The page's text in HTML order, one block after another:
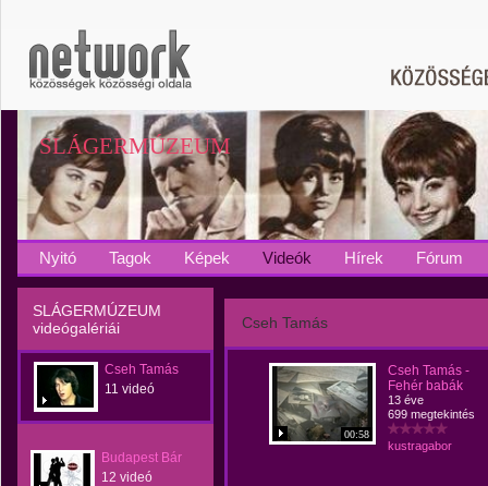
SLÁGERMÚZEUM
Nyitó Tagok Képek Videók Hírek Fórum
SLÁGERMÚZEUM
videógalériái
Cseh Tamás
11 videó
Budapest Bár
12 videó
Cseh Tamás
00:58
Cseh Tamás -
Fehér babák
13 éve
699 megtekintés
kustragabor